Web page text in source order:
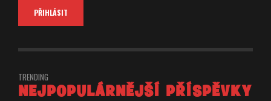
TRENDING
NEJPOPULÁRNĚJŠÍ PŘÍSPĚVKY